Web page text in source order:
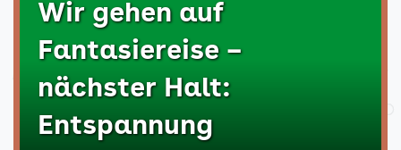
Wir gehen auf
Fantasiereise –
nächster Halt:
Entspannung